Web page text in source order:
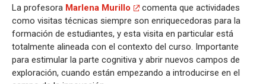
La profesora Marlena Murillo
comenta que actividades
como visitas técnicas siempre son enriquecedoras para la
formación de estudiantes, y esta visita en particular está
totalmente alineada con el contexto del curso. Importante
para estimular la parte cognitiva y abrir nuevos campos de
exploración, cuando están empezando a introducirse en el